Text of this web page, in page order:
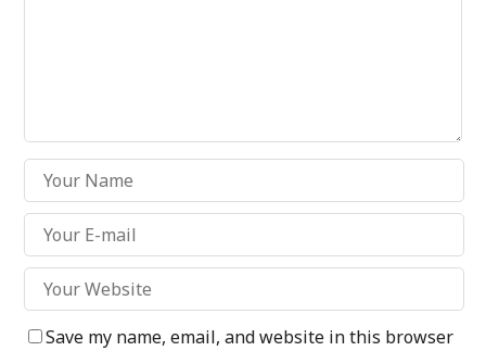
Save my name, email, and website in this browser